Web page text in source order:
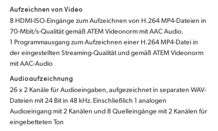
Aufzeichnen von Video
8 HDMI-ISO-Eingänge zum Aufzeichnen von H.264 MP4-Dateien in
70-Mbit/s-Qualität gemäß ATEM Videonorm mit AAC Audio.
1 Programmausgang zum Aufzeichnen einer H.264 MP4-Datei in
der eingestellten Streaming-Qualität und gemäß ATEM Videonorm
mit AAC-Audio
Audioaufzeichnung
26 x 2 Kanäle für Audioeingaben, aufgezeichnet in separaten WAV-
Dateien mit 24 Bit in 48 kHz. Einschließlich 1 analogen
Audioeingang mit 2 Kanälen und 8 Quelleingänge mit 2 Kanälen für
eingebetteten Ton